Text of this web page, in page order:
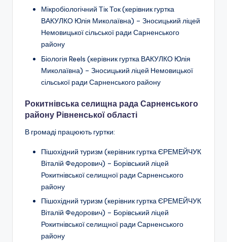
л
а
с
н
о
р
и
Мікробіологічний Тік Ток(керівник гуртка
ВАКУЛКО Юлія Миколаївна) – Зносицький ліцей
Немовицької сільської ради Сарненського
району
Біологія Reels (керівник гуртка ВАКУЛКО Юлія
Миколаївна) – Зносицький ліцей Немовицької
сільської ради Сарненського району
Рокитнівська селищна рада Сарненського
району Рівненської області
В громаді працюють гуртки:
Пішохідний туризм (керівник гуртка ЄРЕМЕЙЧУК
Віталій Федорович) – Борівський ліцей
Рокитнівської селищної ради Сарненського
району
Пішохідний туризм (керівник гуртка ЄРЕМЕЙЧУК
Віталій Федорович) – Борівський ліцей
Рокитнівської селищної ради Сарненського
району